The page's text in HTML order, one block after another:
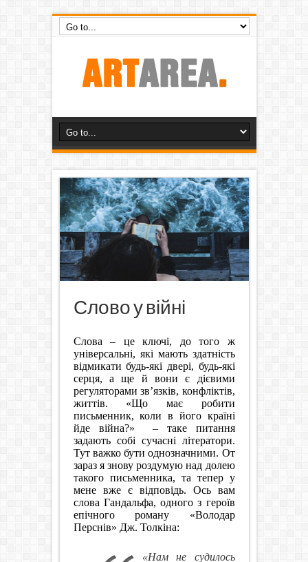
Слово у війні
Слова – це ключі, до того ж
універсальні, які мають здатність
відмикати будь-які двері, будь-які
серця, а ще й вони є дієвими
регуляторами зв’язків, конфліктів,
життів. «Що має робити
письменник, коли в його країні
йде війна?»
– таке питання
задають собі сучасні літератори.
Тут важко бути однозначними. От
зараз я знову роздумую над долею
такого письменника, та тепер у
мене вже є відповідь. Ось вам
слова Гандальфа, одного з героїв
епічного роману «Володар
Перснів» Дж. Толкіна:
«Нам не судилось